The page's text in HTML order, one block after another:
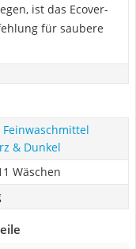
ist das Ecover-
für saubere
Feinwaschmittel
& Dunkel
Wäschen